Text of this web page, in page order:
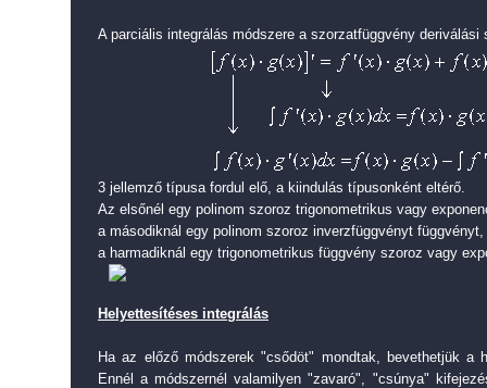
A parciális integrálás módszere a szorzatfüggvény deriválási
3 jellemző típusa fordul elő, a kiindulás típusonként eltérő.
Az elsőnél egy polinom szoroz trigonometrikus vagy
a másodiknál egy polinom szoroz inverzfüggvényt függvényt,
a harmadiknál egy trigonometrikus függvény szoroz vagy
Helyettesítéses integrálás
Ha az előző módszerek "csődöt" mondtak, bevethetjük a
Ennél a módszernél valamilyen "zavaró", "csúnya"